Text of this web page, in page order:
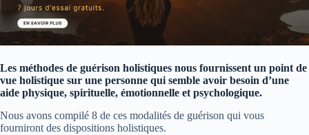
Les méthodes de guérison holistiques nous fournissent un point de
vue holistique sur une personne qui semble avoir besoin d’une
aide physique, spirituelle, émotionnelle et psychologique.
Nous avons compilé 8 de ces modalités de guérison qui vous
fourniront des dispositions holistiques.